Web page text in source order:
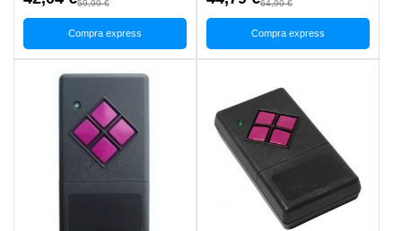
59,99 €
Compra express
64,99 €
Compra express